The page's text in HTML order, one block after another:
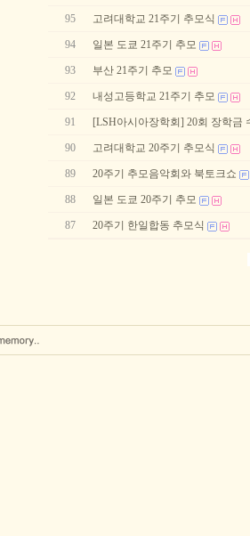
95 고려대학교 21주기 추모식
94 일본 도쿄 21주기 추모
93 부산 21주기 추모
92 내성고등학교 21주기 추모
91 [LSH아시아장학회] 20회 장학금
90 고려대학교 20주기 추모식
89 20주기 추모음악회와 북토크쇼
88 일본 도쿄 20주기 추모
87 20주기 한일합동 추모식